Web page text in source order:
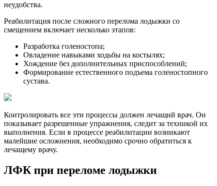
неудобства.
Реабилитация после сложного перелома лодыжки со
смещением включает несколько этапов:
Разработка голеностопа;
Овладение навыками ходьбы на костылях;
Хождение без дополнительных приспособлений;
Формирование естественного подъема голеностопного
сустава.
Контролировать все эти процессы должен лечащий врач. Он
показывает разрешенные упражнения, следит за техникой их
выполнения. Если в процессе реабилитации возникают
малейшие осложнения, необходимо срочно обратиться к
лечащему врачу.
ЛФК при переломе лодыжки